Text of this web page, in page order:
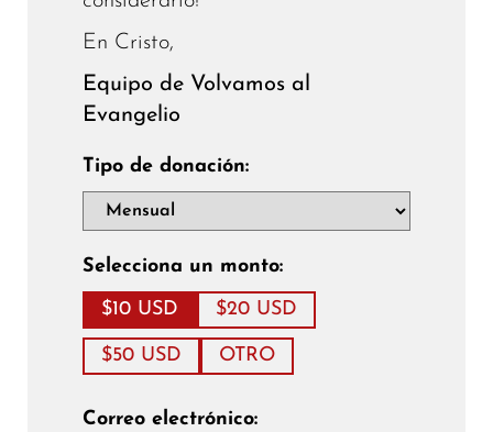
En Cristo,
Equipo de Volvamos al
Evangelio
Tipo de donación:
Selecciona un monto:
$10 USD $20 USD
$50 USD OTRO
Correo electrónico: